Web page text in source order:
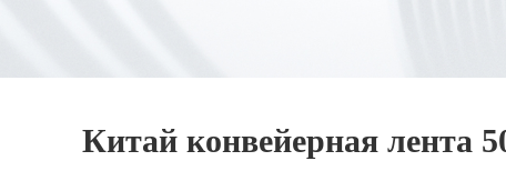
Китай конвейерная лента